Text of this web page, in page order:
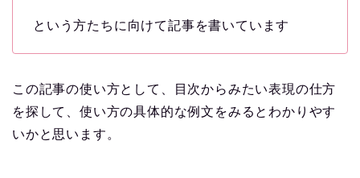
という方たちに向けて記事を書いています
この記事の使い方として、目次からみたい表現の仕方
を探して、使い方の具体的な例文をみるとわかりやす
いかと思います。